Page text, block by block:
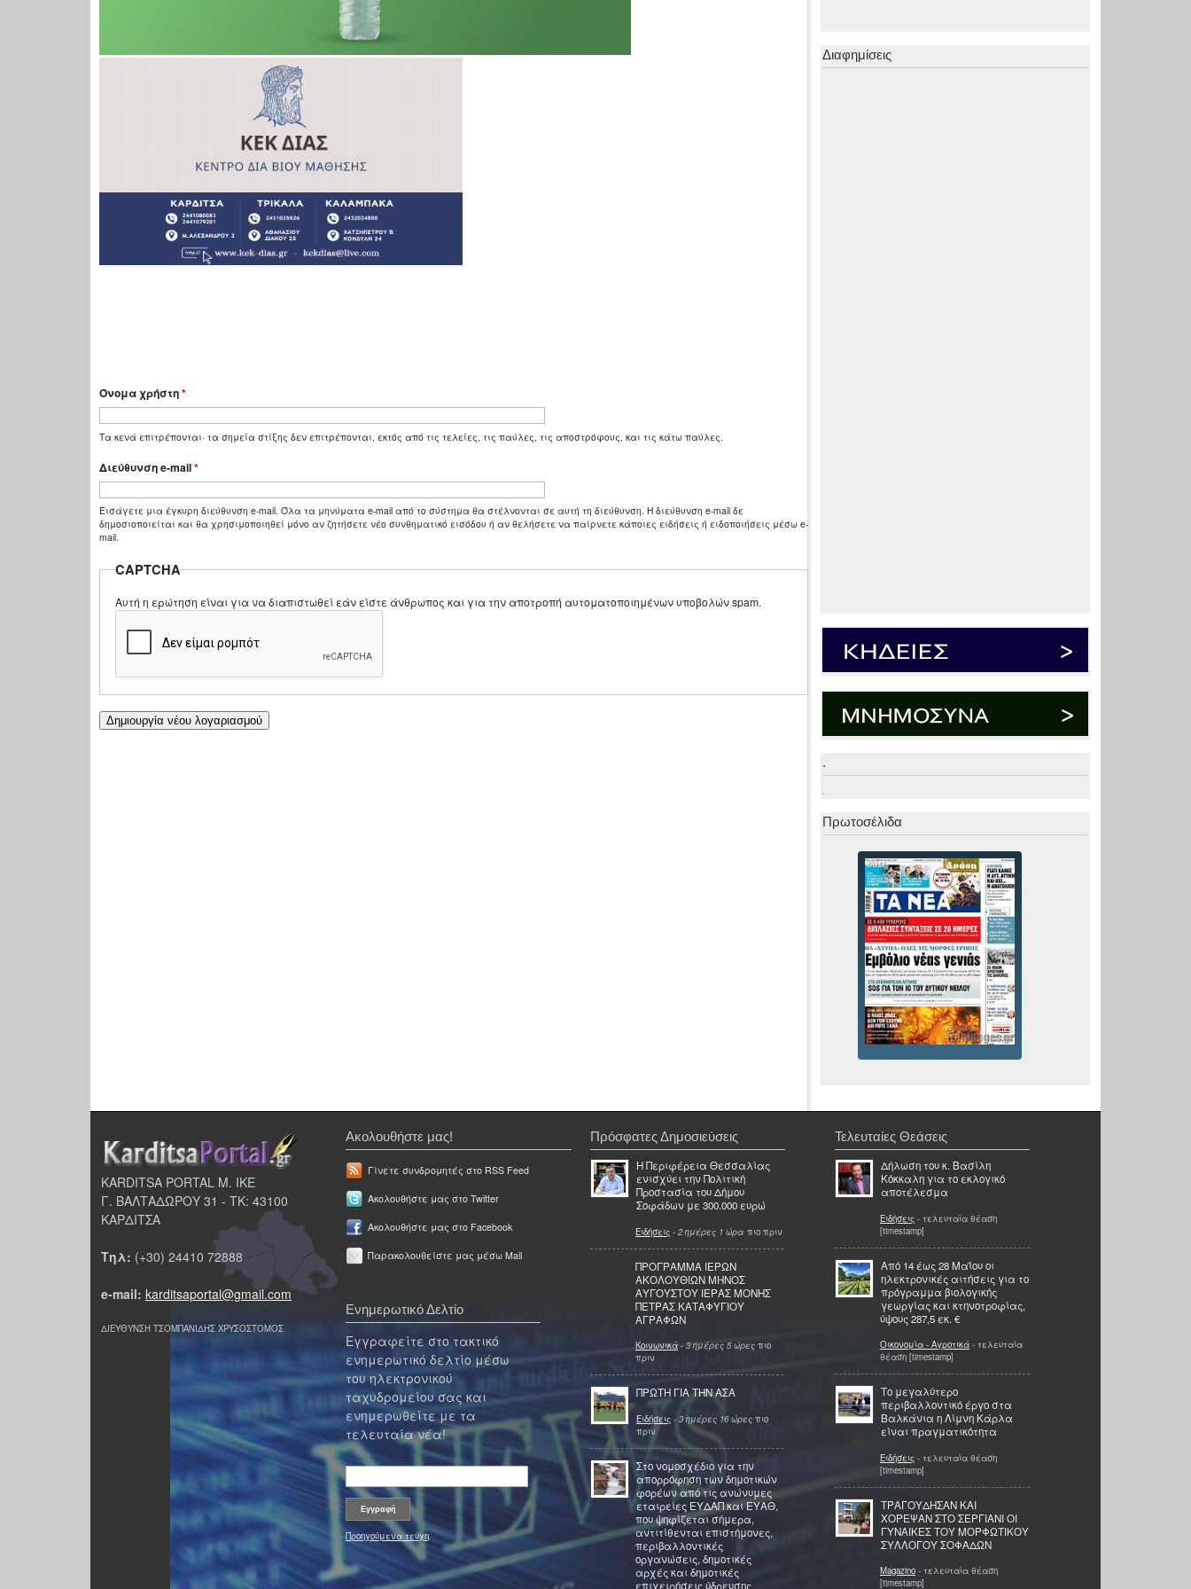
Όνομα χρήστη*
Τα κενά επιτρέπονται· τα σημεία στίξης δεν επιτρέπονται, εκτός από τις τελείες, τις παύλες, τις αποστρόφους, και τις κάτω παύλες.
Διεύθυνση e-mail*
Εισάγετε μια έγκυρη διεύθυνση e-mail. Όλα τα μηνύματα e-mail από το σύστημα θα στέλνονται σε αυτή τη διεύθυνση. Η διεύθυνση e-mail δε
δημοσιοποιείται και θα χρησιμοποιηθεί μόνο αν ζητήσετε νέο συνθηματικό εισόδου ή αν θελήσετε να παίρνετε κάποιες ειδήσεις ή ειδοποιήσεις μέσω e-
mail.
CAPTCHA
Αυτή η ερώτηση είναι για να διαπιστωθεί εάν είστε άνθρωπος και για την αποτροπή αυτοματοποιημένων υποβολών spam.
Διαφημίσεις
.
.
Πρωτοσέλιδα
KARDITSA PORTAL Μ. ΙΚΕ
Γ. ΒΑΛΤΑΔΩΡΟΥ 31 - ΤΚ: 43100
ΚΑΡΔΙΤΣΑ
Τηλ: (+30) 24410 72888
e-mail: karditsaportal@gmail.com
ΔΙΕΥΘΥΝΣΗ ΤΣΟΜΠΑΝΙΔΗΣ ΧΡΥΣΟΣΤΟΜΟΣ
Ακολουθήστε μας!
Γίνετε συνδρομητές στο RSS Feed
Ακολουθήστε μας στο Twitter
Ακολουθήστε μας στο Facebook
Παρακολουθείστε μας μέσω Mail
Ενημερωτικό Δελτίο
Εγγραφείτε στο τακτικό
ενημερωτικό δελτίο μέσω
του ηλεκτρονικού
ταχυδρομείου σας και
ενημερωθείτε με τα
τελευταία νέα!
Προηγούμενα τεύχη
Πρόσφατες Δημοσιεύσεις
Η Περιφέρεια Θεσσαλίας
ενισχύει την Πολιτική
Προστασία του Δήμου
Σοφάδων με 300.000 ευρώ
Ειδήσεις - 2 ημέρες 1 ώρα πιο πριν
ΠΡΟΓΡΑΜΜΑ ΙΕΡΩΝ
ΑΚΟΛΟΥΘΙΩΝ ΜΗΝΟΣ
ΑΥΓΟΥΣΤΟΥ ΙΕΡΑΣ ΜΟΝΗΣ
ΠΕΤΡΑΣ ΚΑΤΑΦΥΓΙΟΥ
ΑΓΡΑΦΩΝ
Κοινωνικά - 3 ημέρες 5 ώρες πιο
πριν
ΠΡΩΤΗ ΓΙΑ ΤΗΝ ΑΣΑ
Ειδήσεις - 3 ημέρες 16 ώρες πιο
πριν
Στο νομοσχέδιο για την
απορρόφηση των δημοτικών
φορέων από τις ανώνυμες
εταιρείες ΕΥΔΑΠ και ΕΥΑΘ,
που ψηφίζεται σήμερα,
αντιτίθενται επιστήμονες,
περιβαλλοντικές
οργανώσεις, δημοτικές
αρχές και δημοτικές
επιχειρήσεις ύδρευσης
Τελευταίες Θεάσεις
Δήλωση του κ. Βασίλη
Κόκκαλη για το εκλογικό
αποτέλεσμα
Ειδήσεις - τελευταία θέαση
[timestamp]
Από 14 έως 28 Μαΐου οι
ηλεκτρονικές αιτήσεις για το
πρόγραμμα βιολογικής
γεωργίας και κτηνοτροφίας,
ύψους 287,5 εκ. €
Οικονομία - Αγροτικά - τελευταία
θέαση [timestamp]
Το μεγαλύτερο
περιβαλλοντικό έργο στα
Βαλκάνια η Λίμνη Κάρλα
είναι πραγματικότητα
Ειδήσεις - τελευταία θέαση
[timestamp]
ΤΡΑΓΟΥΔΗΣΑΝ ΚΑΙ
ΧΟΡΕΨΑΝ ΣΤΟ ΣΕΡΓΙΑΝΙ ΟΙ
ΓΥΝΑΙΚΕΣ ΤΟΥ ΜΟΡΦΩΤΙΚΟΥ
ΣΥΛΛΟΓΟΥ ΣΟΦΑΔΩΝ
Magazino - τελευταία θέαση
[timestamp]